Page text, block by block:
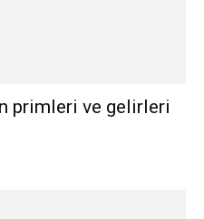
primleri ve gelirleri